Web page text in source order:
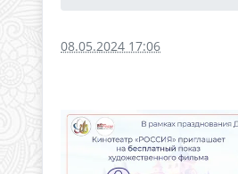
08.05.2024 17:06